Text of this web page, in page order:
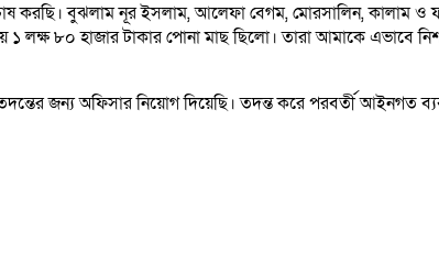
করছি। বুঝলাম নূর ইসলাম, আলেফা বেগম, মোরসালিন, কালাম
লক্ষ ৮০ হাজার টাকার পোনা মাছ ছিলো। তারা আমাকে এভাবে
জন্য অফিসার নিয়োগ দিয়েছি। তদন্ত করে পরবর্তী আইনগত